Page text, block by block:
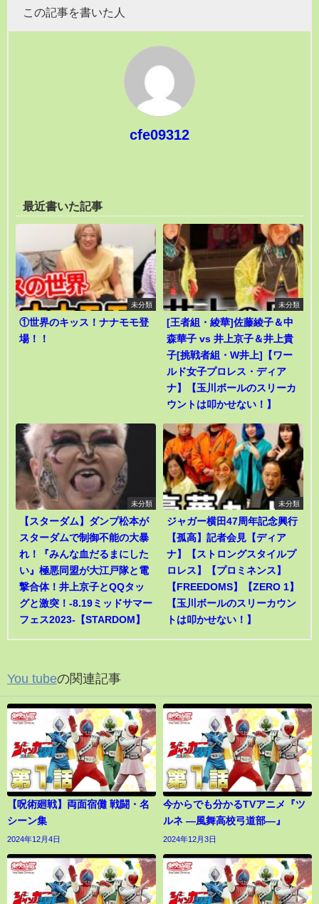
この記事を書いた人
cfe09312
最近書いた記事
未分類
①世界のキッス！ナナモモ登
場！！
未分類
[王者組・綾華]佐藤綾子＆中
森華子 vs 井上京子＆井上貴
子[挑戦者組・W井上]【ワー
ルド女子プロレス・ディア
ナ】【玉川ボールのスリーカ
ウントは叩かせない！】
未分類
【スターダム】ダンプ松本が
スターダムで制御不能の大暴
れ！『みんな血だるまにした
い』極悪同盟が大江戸隊と電
撃合体！井上京子とQQタッ
グと激突！-8.19ミッドサマー
フェス2023-【STARDOM】
未分類
ジャガー横田47周年記念興行
【孤高】記者会見【ディア
ナ】【ストロングスタイルプ
ロレス】【プロミネンス】
【FREEDOMS】【ZERO 1】
【玉川ボールのスリーカウン
トは叩かせない！】
You tubeの関連記事
【呪術廻戦】両面宿儺 戦闘・名
シーン集
2024年12月4日
今からでも分かるTVアニメ『ツ
ルネ ―風舞高校弓道部―』
2024年12月3日